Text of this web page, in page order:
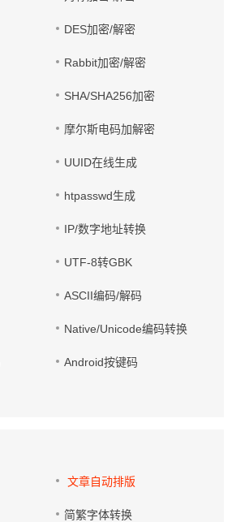
DES加密/解密
Rabbit加密/解密
SHA/SHA256加密
摩尔斯电码加解密
UUID在线生成
htpasswd生成
IP/数字地址转换
UTF-8转GBK
ASCII编码/解码
Native/Unicode编码转换
Android按键码
文章自动排版
简繁字体转换